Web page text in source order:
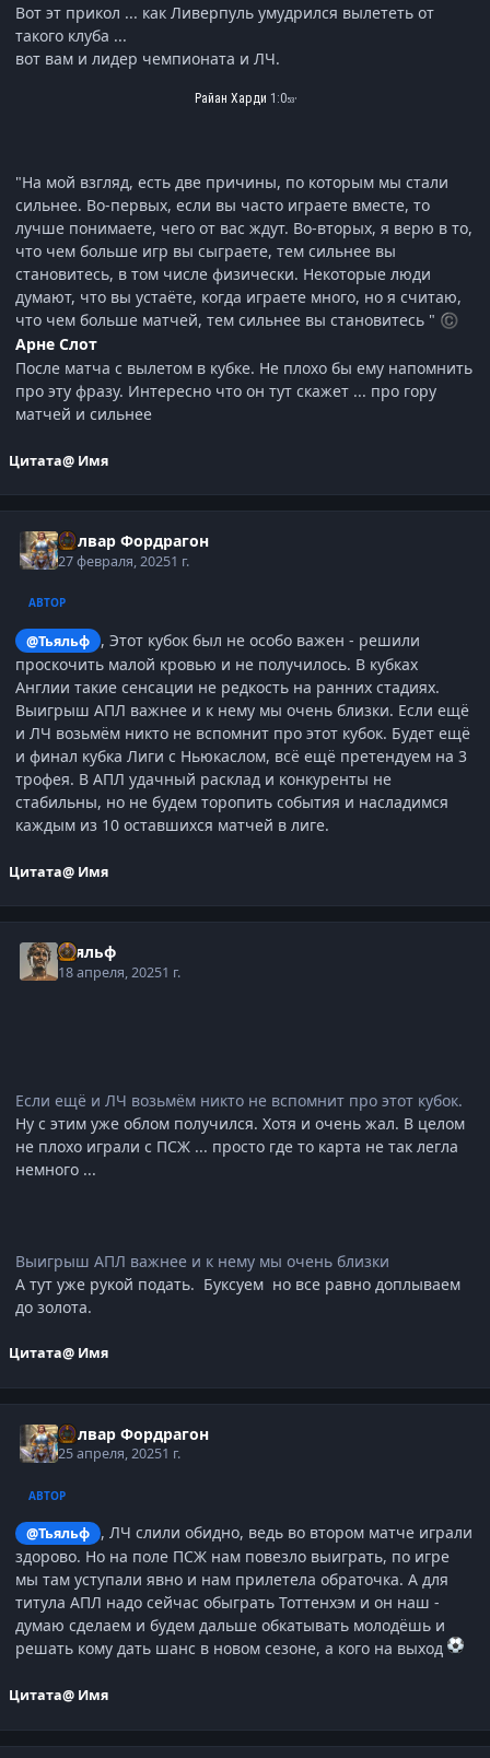
Вот эт прикол ... как Ливерпуль умудрился вылететь от
такого клуба ...
вот вам и лидер чемпионата и ЛЧ.
Райан Харди 1:053'
"На мой взгляд, есть две причины, по которым мы стали
сильнее. Во-первых, если вы часто играете вместе, то
лучше понимаете, чего от вас ждут. Во-вторых, я верю в то,
что чем больше игр вы сыграете, тем сильнее вы
становитесь, в том числе физически. Некоторые люди
думают, что вы устаёте, когда играете много, но я считаю,
что чем больше матчей, тем сильнее вы становитесь " ©
Арне Слот
После матча с вылетом в кубке. Не плохо бы ему напомнить
про эту фразу. Интересно что он тут скажет ... про гору
матчей и сильнее
Цитата@ Имя
Болвар Фордрагон
27 февраля, 20251 г.
АВТОР
@Тьяльф
, Этот кубок был не особо важен - решили
проскочить малой кровью и не получилось. В кубках
Англии такие сенсации не редкость на ранних стадиях.
Выигрыш АПЛ важнее и к нему мы очень близки. Если ещё
и ЛЧ возьмём никто не вспомнит про этот кубок. Будет ещё
и финал кубка Лиги с Ньюкаслом, всё ещё претендуем на 3
трофея. В АПЛ удачный расклад и конкуренты не
стабильны, но не будем торопить события и насладимся
каждым из 10 оставшихся матчей в лиге.
Цитата@ Имя
Тьяльф
18 апреля, 20251 г.
Если ещё и ЛЧ возьмём никто не вспомнит про этот кубок.
Ну с этим уже облом получился. Хотя и очень жал. В целом
не плохо играли с ПСЖ ... просто где то карта не так легла
немного ...
Выигрыш АПЛ важнее и к нему мы очень близки
А тут уже рукой подать. Буксуем но все равно доплываем
до золота.
Цитата@ Имя
Болвар Фордрагон
25 апреля, 20251 г.
АВТОР
@Тьяльф
, ЛЧ слили обидно, ведь во втором матче играли
здорово. Но на поле ПСЖ нам повезло выиграть, по игре
мы там уступали явно и нам прилетела обраточка. А для
титула АПЛ надо сейчас обыграть Тоттенхэм и он наш -
думаю сделаем и будем дальше обкатывать молодёшь и
решать кому дать шанс в новом сезоне, а кого на выход
Цитата@ Имя